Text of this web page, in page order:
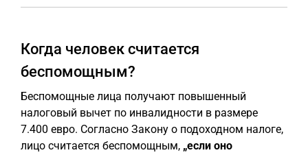
Когда человек считается
беспомощным?
Беспомощные лица получают повышенный
налоговый вычет по инвалидности в размере
7.400 евро. Согласно Закону о подоходном налоге,
лицо считается беспомощным, „если оно